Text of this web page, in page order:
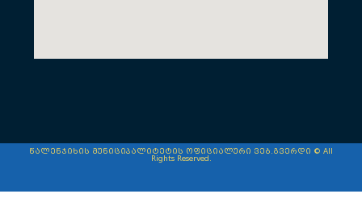
წალენჯიხის მუნიციპალიტეტის ოფიციალური ვებ.გვერდი © All
Rights Reserved.